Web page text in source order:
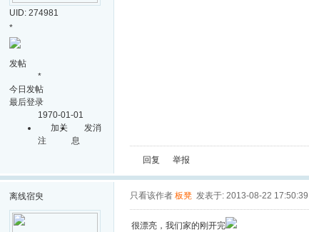
UID: 274981
*
发帖
*
今日发帖
最后登录
1970-01-01
加关
注
发消
息
回复 举报
离线宿臾 只看该作者 板凳 发表于: 2013-08-22 17:50:39
很漂亮，我们家的刚开完